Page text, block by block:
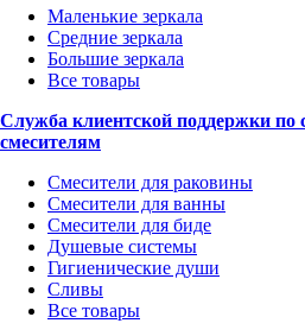
Маленькие зеркала
Средние зеркала
Большие зеркала
Все товары
Служба клиентской поддержки по
смесителям
Смесители для раковины
Смесители для ванны
Смесители для биде
Душевые системы
Гигиенические души
Сливы
Все товары